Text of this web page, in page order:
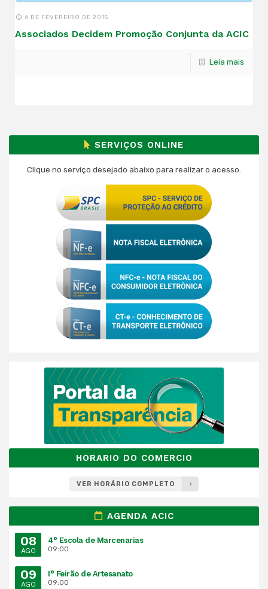
6 DE FEVEREIRO DE 2015
Associados Decidem Promoção Conjunta da ACIC
Leia mais
SERVIÇOS ONLINE
Clique no serviço desejado abaixo para realizar o acesso.
HORARIO DO COMERCIO
VER HORÁRIO COMPLETO
AGENDA ACIC
08
AGO
4° Escola de Marcenarias
09:00
09
AGO
I° Feirão de Artesanato
09:00